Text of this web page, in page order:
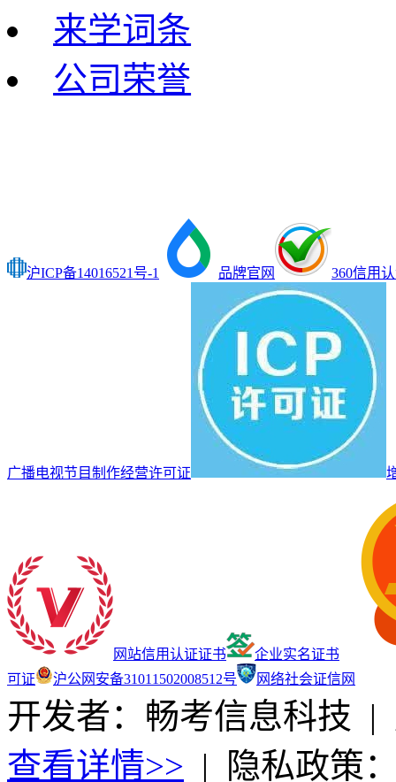
来学词条
公司荣誉
沪ICP备14016521号-1 品牌官网 360信用
广播电视节目制作经营许可证
网站信用认证证书
企业实名证书
可证
沪公网安备31011502008512号 网络社会证信网
开发者：畅考信息科技 |
查看详情>> | 隐私政策